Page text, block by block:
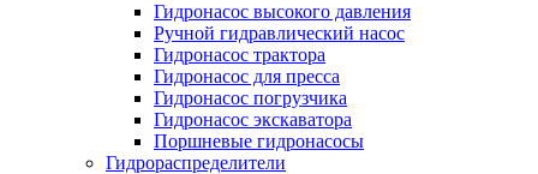
Гидронасос высокого давления
Ручной гидравлический насос
Гидронасос трактора
Гидронасос для пресса
Гидронасос погрузчика
Гидронасос экскаватора
Поршневые гидронасосы
Гидрораспределители